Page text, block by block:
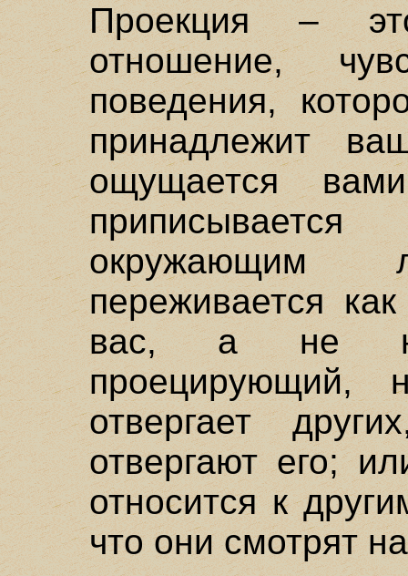
Проекция –
отношение,
поведения,
принадлежит
ощущается
переживается
вас, а не
проецирующий,
отвергает
отвергают его;
относится к
что они смотрят